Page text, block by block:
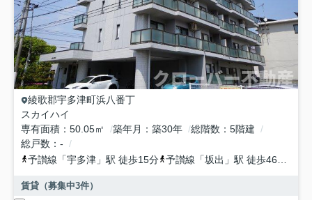
綾歌郡宇多津町浜八番丁
スカイハイ
専有面積
50.05㎡ 築年月 築30年 総階数
5階建
総戸数
-
予讃線 「宇多津 」駅 徒歩15分 予讃線 「坂出 」駅 徒歩46分
賃貸（募集中3件）